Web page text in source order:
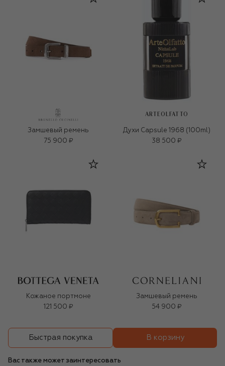
Замшевый ремень
75 900 ₽
ARTEOLFATTO
Духи Capsule 1968 (100ml)
38 500 ₽
Кожаное портмоне
121 500 ₽
Замшевый ремень
54 900 ₽
Быстрая покупка В корзину
Вас также может заинтересовать